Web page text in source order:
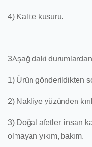
4) Kalite kusuru.
3Aşağıdaki
1) Ürün gönderildikten
2) Nakliye yüzünden
3) Doğal afetler, insan
olmayan yıkım, bakım.